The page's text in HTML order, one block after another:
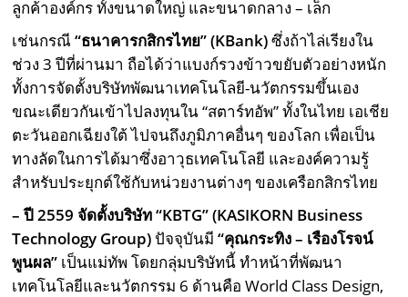
ลูกค้าองค์กร ทั้งขนาดใหญ่ และขนาดกลาง – เล็ก
เช่นกรณี“ธนาคารกสิกรไทย” (KBank)ซึ่งถ้าไล่เรียงใน
ช่วง 3 ปีที่ผ่านมา ถือได้ว่าแบงก์รวงข้าวขยับตัวอย่างหนัก
ทั้งการจัดตั้งบริษัทพัฒนาเทคโนโลยี-นวัตกรรมขึ้นเอง
ขณะเดียวกันเข้าไปลงทุนใน “สตาร์ทอัพ” ทั้งในไทย เอเชีย
ตะวันออกเฉียงใต้ ไปจนถึงภูมิภาคอื่นๆ ของโลก เพื่อเป็น
ทางลัดในการได้มาซึ่งอาวุธเทคโนโลยี และองค์ความรู้
สำหรับประยุกต์ใช้กับหน่วยงานต่างๆ ของเครือกสิกรไทย
– ปี 2559 จัดตั้งบริษัท “KBTG” (KASIKORN Business
Technology Group)ปัจจุบันมี“คุณกระทิง – เรืองโรจน์
พูนผล” เป็นแม่ทัพ โดยกลุ่มบริษัทนี้ ทำหน้าที่พัฒนา
เทคโนโลยีและนวัตกรรม 6 ด้านคือ World Class Design,